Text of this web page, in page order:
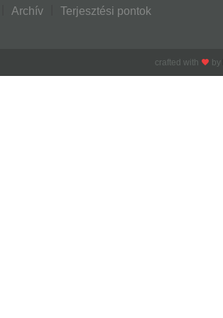
Archív Terjesztési pontok
crafted with by